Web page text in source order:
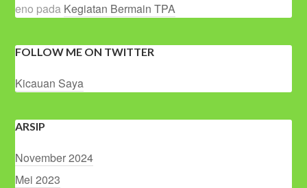
eno pada Kegiatan Bermain TPA
FOLLOW ME ON TWITTER
Kicauan Saya
ARSIP
November 2024
Mei 2023